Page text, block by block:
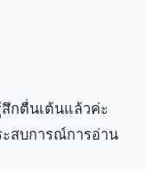
สึกตื่นเต้นแล้วค่ะ
ะสบการณ์การอ่าน